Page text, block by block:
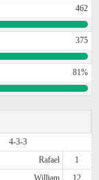
462
375
81%
4-3-3
Rafael
1
William
12